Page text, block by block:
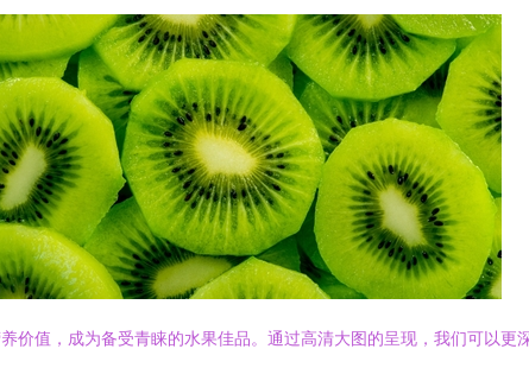
值，成为备受青睐的水果佳品。通过高清大图的呈现，我们可以更